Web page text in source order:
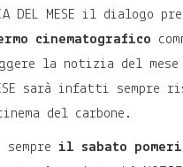
DEL MESE il dialogo
cinematografico
la notizia del
sarà infatti
del carbone.
sempre il sabato